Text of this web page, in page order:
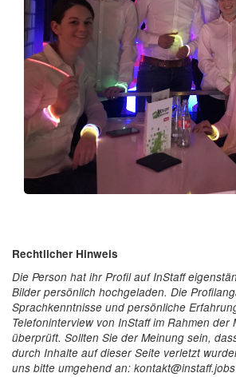
Rechtlicher Hinweis
Die Person hat ihr Profil auf InStaff
Bilder persönlich hochgeladen. Die
Sprachkenntnisse und persönliche
Telefoninterview von InStaff im Rahmen der
überprüft. Sollten Sie der Meinung sein,
durch Inhalte auf dieser Seite verletzt
uns bitte umgehend an: kontakt@instaff.jobs